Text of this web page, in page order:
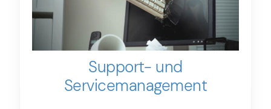
Support- und
Service­­management